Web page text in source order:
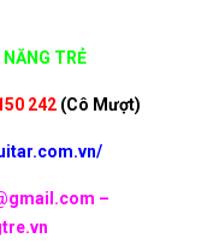
TRẺ
242 (Cô Mượt)
–